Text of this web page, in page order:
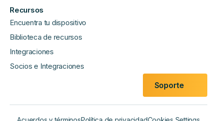
Recursos
Encuentra tu dispositivo
Biblioteca de recursos
Integraciones
Socios e Integraciones
Soporte